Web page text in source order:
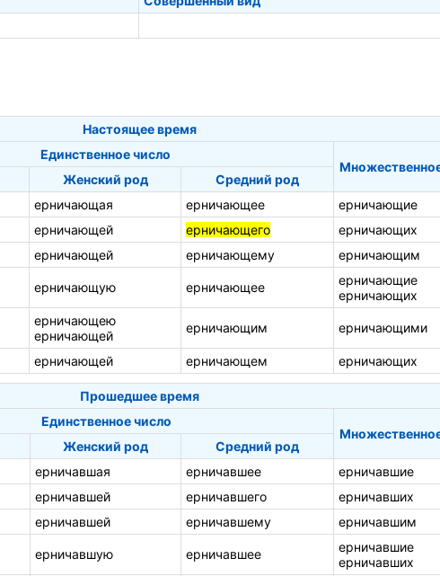
Настоящее время
Единственное число
Женский род
Средний род
ерничающая ерничающее
ерничающие
ерничающей ерничающего
ерничающих
ерничающей ерничающему ерничающим
ерничающую ерничающее
ерничающие
ерничающих
ерничающею
ерничающей
ерничающим ерничающими
ерничающей ерничающем ерничающих
Прошедшее время
Единственное число
Женский род
Средний род
ерничавшая ерничавшее
ерничавшие
ерничавшей ерничавшего
ерничавших
ерничавшей ерничавшему ерничавшим
ерничавшую ерничавшее
ерничавшие
ерничавших